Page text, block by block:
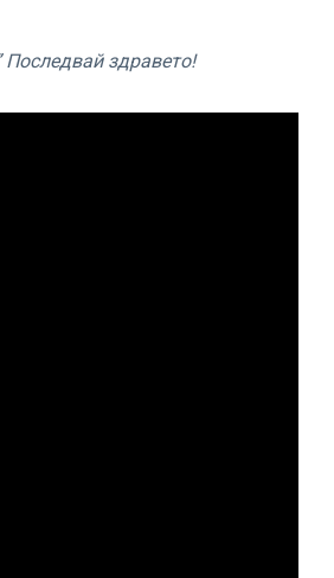
Последвай здравето!